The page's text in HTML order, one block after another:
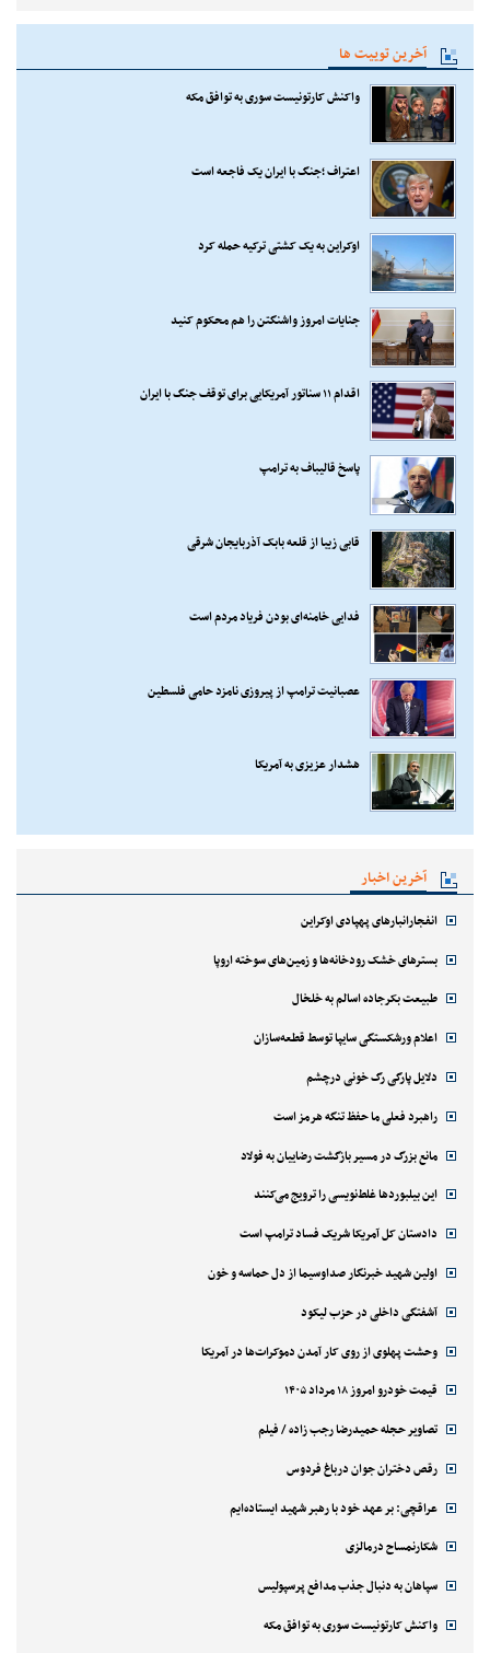
آخرین توییت ها
واکنش کارتونیست سوری به توافق مکه
اعتراف ؛جنگ با ایران یک فاجعه است
اوکراین به یک کشتی ترکیه حمله کرد
جنایات امروز واشنگتن را هم محکوم کنید
اقدام ۱۱ سناتور آمریکایی برای توقف جنگ با ایران
پاسخ قالیباف به ترامپ
قابی زیبا از قلعه بابک آذربایجان شرقی
فدایی خامنه‌ای بودن فریاد مردم است
عصبانیت ترامپ از پیروزی نامزد حامی فلسطین
هشدار عزیزی به آمریکا
آخرین اخبار
انفجارانبارهای پهپادی اوکراین
بسترهای خشک رودخانه‌ها و زمین‌های سوخته اروپا
طبیعت بکرجاده اسالم به خلخال
اعلام ورشکستگی سایپا توسط قطعه‌سازان
دلایل پارگی رگ خونی درچشم
راهبرد فعلی ما حفظ تنگه هرمز است
مانع بزرگ در مسیر بازگشت رضاییان به فولاد
این بیلبوردها غلط‌نویسی را ترویج می‌کنند
دادستان کل آمریکا شریک فساد ترامپ است
اولین شهید خبرنگار صداوسیما از دل حماسه و خون
آشفتگی داخلی در حزب لیکود
وحشت پهلوی از روی کار آمدن دموکرات‌ها در آمریکا
قیمت خودرو امروز ۱۸ مرداد ۱۴۰۵
تصاویر حجله حمیدرضا رجب زاده / فیلم
رقص دختران جوان درباغ فردوس
عراقچی: بر عهد خود با رهبر شهید ایستاده‌ایم
شکارنمساح درمالزی
سپاهان به دنبال جذب مدافع پرسپولیس
واکنش کارتونیست سوری به توافق مکه